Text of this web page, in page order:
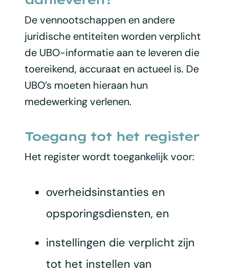
De vennootschappen en andere
juridische entiteiten worden verplicht
de UBO-informatie aan te leveren die
toereikend, accuraat en actueel is. De
UBO’s moeten hieraan hun
medewerking verlenen.
Toegang tot het register
Het register wordt toegankelijk voor:
overheidsinstanties en
opsporingsdiensten, en
instellingen die verplicht zijn
tot het instellen van